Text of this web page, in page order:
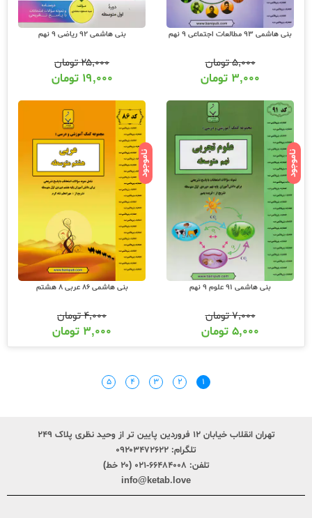
بنی هاشمی 93 مطالعات اجتماعی 9 نهم
۵,۰۰۰تومان
۳,۰۰۰ تومان
بنی هاشمی 92 ریاضی 9 نهم
۲۵,۰۰۰تومان
۱۹,۰۰۰ تومان
ناموجود
بنی هاشمی 91 علوم 9 نهم
۷,۰۰۰تومان
۵,۰۰۰ تومان
ناموجود
بنی هاشمی 86 عربی 8 هشتم
۴,۰۰۰تومان
۳,۰۰۰ تومان
۱ ۲ ۳ ۴ ۵
تهران انقلاب خیابان ۱۲ فروردین پایین تر از وحید نظری پلاک ۲۴۹
تلگرام: ۰۹۲۰۳۴۷۲۶۲۲
تلفن: ۶۶۴۸۴۰۰۸-۰۲۱ (۲۰ خط)
info@ketab.love